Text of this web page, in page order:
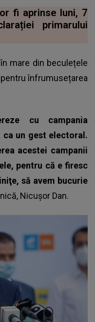
fi aprinse luni, 7
primarului
mare din beculețele
înfrumusețarea
cu campania
un gest electoral.
acestei campanii
pentru că e firesc
să avem bucurie
Nicuşor Dan.